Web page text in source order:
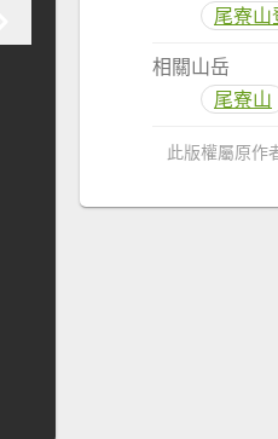
尾寮
相關山岳
尾寮山
此版權屬原作